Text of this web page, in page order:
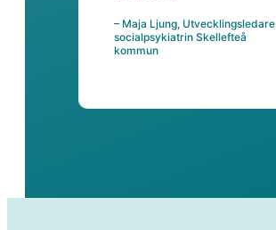
– Maja Ljung, Utvecklingsledare
socialpsykiatrin Skellefteå
kommun